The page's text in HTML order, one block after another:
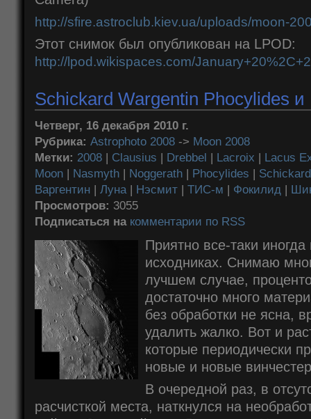
http://sfire.astroclub.kiev.ua/uploads/moon-
Этот снимок был опубликован на LPOD:
http://lpod.wikispaces.com/
Schickard Wargentin Phocylides и
Четверг, 16 декабря 2010 г.
Рубрика: Astrophoto 2008 -> Moon 2008
Метки: 2008 | Clausius | Drebbel | Lacroix | Lacus
Moon | Nasmyth | Noggerath | Phocylides | Schickard
Варгентин | Луна| Нэсмит | ТИС-м | Фокилид |
Просмотров: 3055
Подписаться на комментарии по RSS
Приятно все-таки иногда
исходниках. Снимаю
лучшем случае,
достаточно много
без обработки не ясна,
удалить жалко. Вот и
которые периодически
новые и новые
В очередной раз, в
расчисткой места, наткнулся на